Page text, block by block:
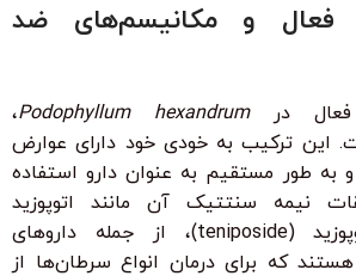
فعال و مکانیسم‌های ضد
فعال درPodophyllum hexandrum،
این ترکیب به خودی خود دارای عوارض
طور مستقیم به عنوان دارو استفاده
نیمه سنتتیک آن مانند اتوپوزید
(etoposide) و تنوپوزید (teniposide)، از جمله داروهای
که برای درمان انواع سرطان‌ها از